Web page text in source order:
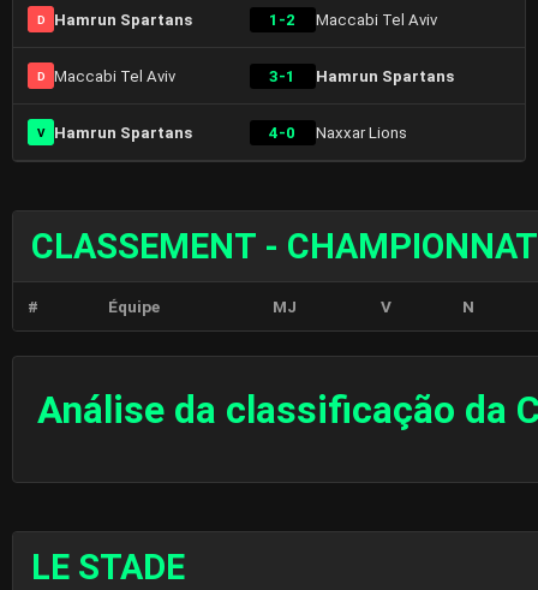
D Hamrun Spartans 1-2 Maccabi Tel Aviv
D Maccabi Tel Aviv 3-1 Hamrun Spartans
V Hamrun Spartans 4-0 Naxxar Lions
CLASSEMENT - CHAMPIONNAT
# Équipe MJ V N
Análise da classificação da
LE STADE